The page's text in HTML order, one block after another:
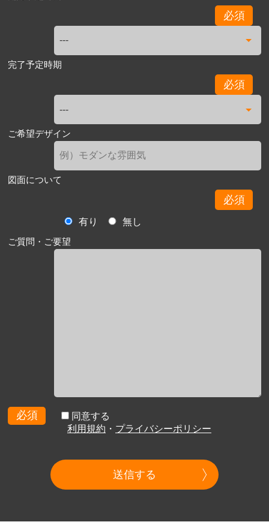
必須
完了予定時期
必須
ご希望デザイン
図面について
必須
有り
無し
ご質問・ご要望
必須
同意する
利用規約 ・ プライバシーポリシー
送信する